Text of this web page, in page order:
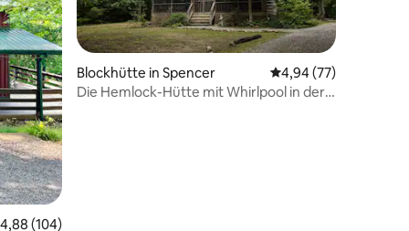
Bewertungen
Bewertung: 4,88 von 5, 104 Bewertungen
4,88 (104)
Blockhütte in Spencer Durchschnittliche
4,94 (77)
Die Hemlock-Hütte mit Whirlpool in der